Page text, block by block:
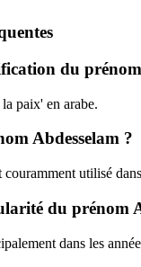
du
paix' en arabe.
Abdesselam ?
utilisé
du prénom
dans les